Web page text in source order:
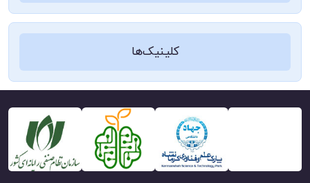
کلینیک‌ها